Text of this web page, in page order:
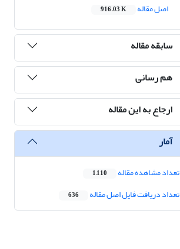
اصل مقاله
916.03 K
سابقه مقاله
هم رسانی
ارجاع به این مقاله
آمار
تعداد مشاهده مقاله 1,110
تعداد دریافت فایل اصل مقاله 636